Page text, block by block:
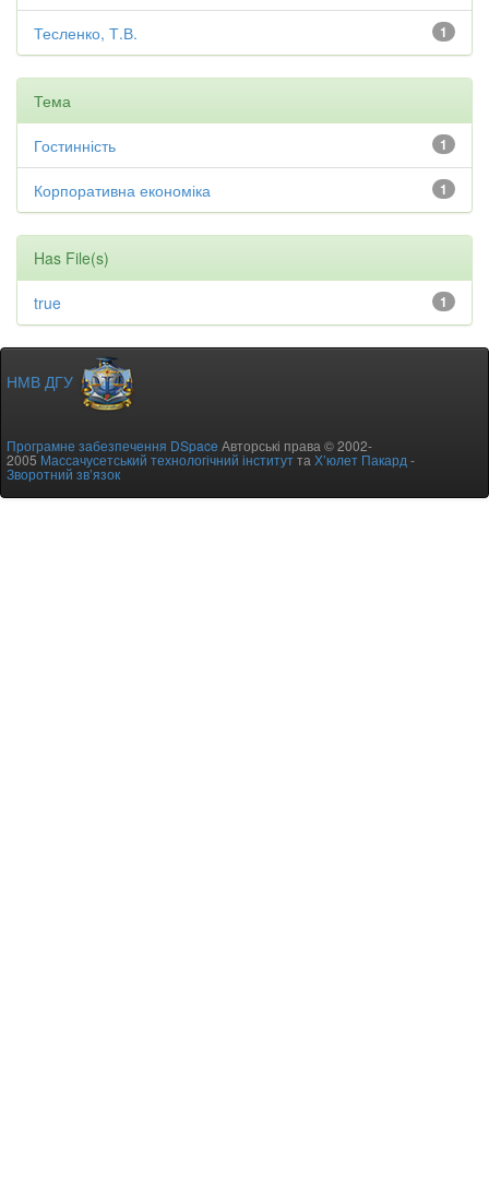
1
Тесленко, Т.В.
Тема
1
Гостинність
1
Корпоративна економіка
Has File(s)
1
true
НМВ ДГУ
Програмне забезпечення DSpace Авторські права © 2002-
2005Массачусетський технологічний інститутта Х’юлет Пакард -
Зворотний зв’язок